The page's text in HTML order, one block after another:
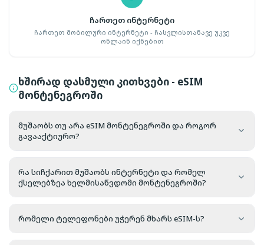
ჩართეთ ინტერნეტი
ჩართეთ მობილური ინტერნეტი - ჩასვლისთანავე უკვე
ონლაინ იქნებით
ხშირად დასმული კითხვები - eSIM
მონტენეგროში
მუშაობს თუ არა eSIM მონტენეგროში და როგორ
გავააქტიურო?
რა სიჩქარით მუშაობს ინტერნეტი და რომელ
ქსელებზეა ხელმისაწვდომი მონტენეგროში?
რომელი ტელეფონები უჭერენ მხარს eSIM-ს?